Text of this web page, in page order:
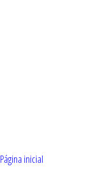
Página inicial